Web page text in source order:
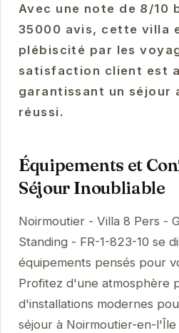
Avec une note de 8/10
35000 avis, cette villa
plébiscité par les
satisfaction client est
garantissant un séjour
réussi.
Équipements et
Séjour Inoubliable
Noirmoutier - Villa 8 Pers -
Standing - FR-1-823-10 se
équipements pensés pour
Profitez d'une atmosphère
d'installations modernes
séjour à Noirmoutier-en-